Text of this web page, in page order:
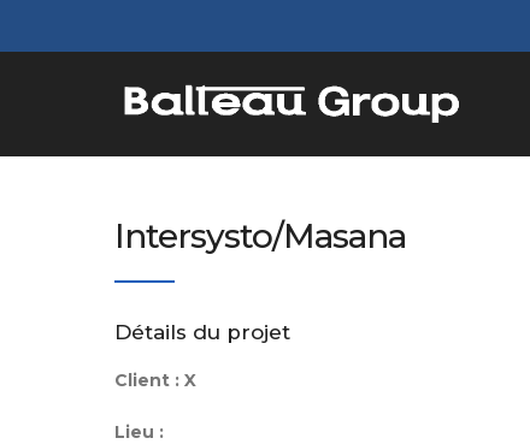
Intersysto/Masana
Détails du projet
Client :X
Lieu :